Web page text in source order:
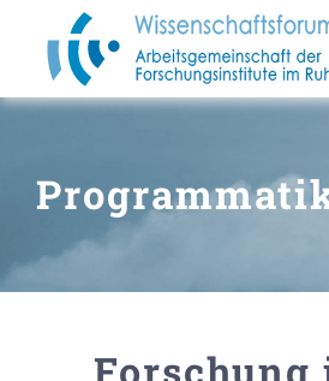
Inhalt
springen
Aktuelles
Kontakt
Forschung